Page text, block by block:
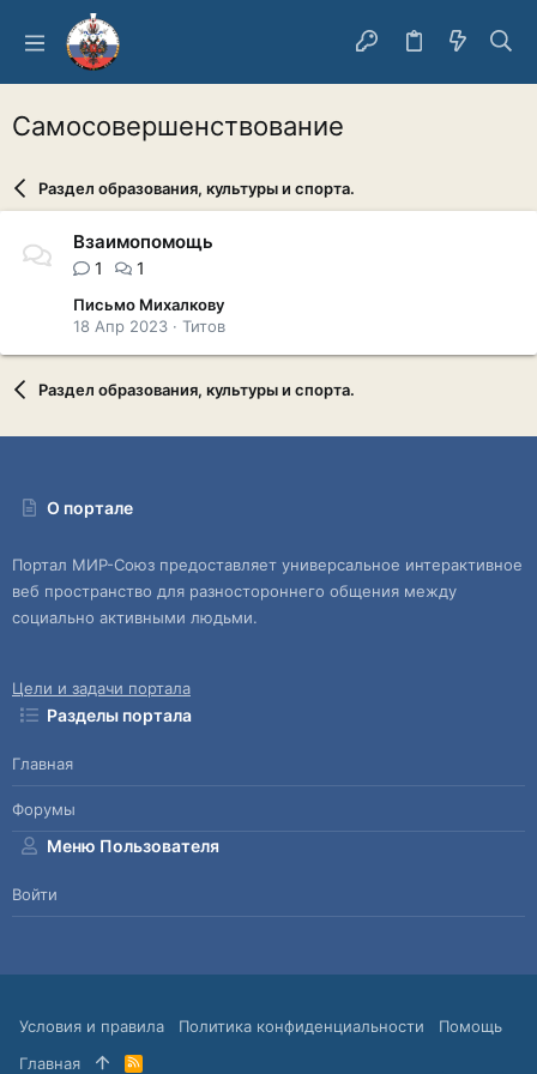
Самосовершенствование
Раздел образования, культуры и спорта.
Взаимопомощь
1 1
Письмо Михалкову
18 Апр 2023
Титов
Раздел образования, культуры и спорта.
О портале
Портал МИР-Союз предоставляет универсальное интерактивное
веб пространство для разностороннего общения между
социально активными людьми.
Цели и задачи портала
Разделы портала
Главная
Форумы
Меню Пользователя
Войти
Условия и правила Политика конфиденциальности
Помощь
Главная
R